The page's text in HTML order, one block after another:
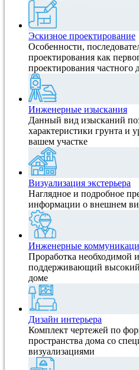
Эскизное проектирование
Особенности,
проектирования как
проектирования частного
Инженерные изыскания
Данный вид изысканий
характеристики грунта и
вашем участке
Визуализация экстерьера
Наглядное и подробное
информации о внешнем
Инженерные
Проработка необходимой
поддерживающий высокий
доме
Дизайн интерьера
Комплект чертежей по
пространства дома со
визуализациями